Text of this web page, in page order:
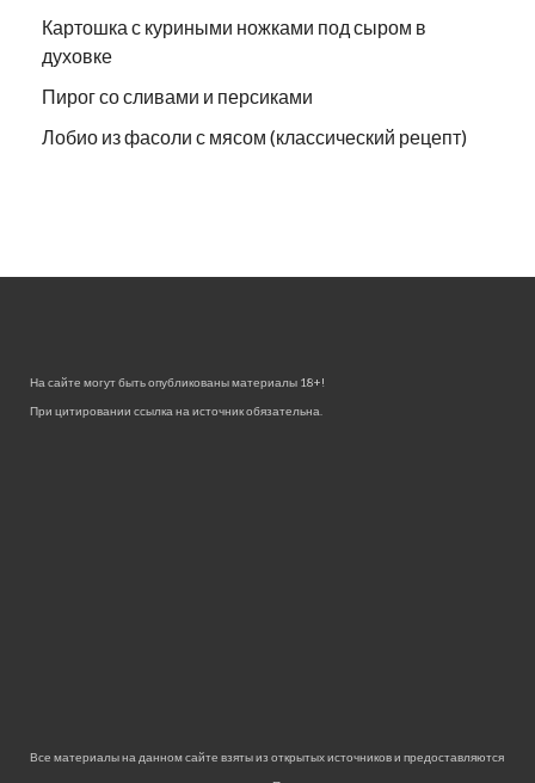
Картошка с куриными ножками под сыром в
духовке
Пирог со сливами и персиками
Лобио из фасоли с мясом (классический рецепт)
На сайте могут быть опубликованы материалы 18+!
При цитировании ссылка на источник обязательна.
Все материалы на данном сайте взяты из открытых источников и предоставляются